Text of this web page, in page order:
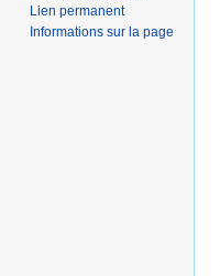
Lien permanent
Informations sur la page